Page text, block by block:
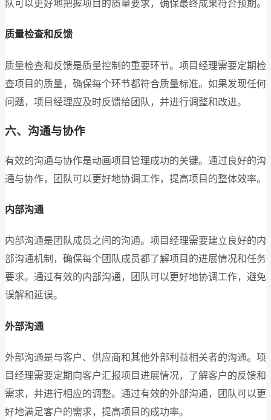
队可以更好地把握项目的质量要求，确保最终成果符合预期。
质量检查和反馈
质量检查和反馈是质量控制的重要环节。项目经理需要定期检
查项目的质量，确保每个环节都符合质量标准。如果发现任何
问题，项目经理应及时反馈给团队，并进行调整和改进。
六、沟通与协作
有效的沟通与协作是动画项目管理成功的关键。通过良好的沟
通与协作，团队可以更好地协调工作，提高项目的整体效率。
内部沟通
内部沟通是团队成员之间的沟通。项目经理需要建立良好的内
部沟通机制，确保每个团队成员都了解项目的进展情况和任务
要求。通过有效的内部沟通，团队可以更好地协调工作，避免
误解和延误。
外部沟通
外部沟通是与客户、供应商和其他外部利益相关者的沟通。项
目经理需要定期向客户汇报项目进展情况，了解客户的反馈和
需求，并进行相应的调整。通过有效的外部沟通，团队可以更
好地满足客户的需求，提高项目的成功率。